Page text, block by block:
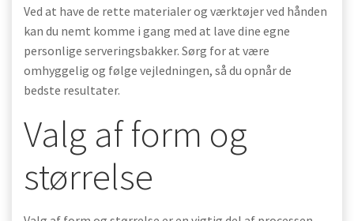
Ved at have de rette materialer og værktøjer ved hånden
kan du nemt komme i gang med at lave dine egne
personlige serveringsbakker. Sørg for at være
omhyggelig og følge vejledningen, så du opnår de
bedste resultater.
Valg af form og
størrelse